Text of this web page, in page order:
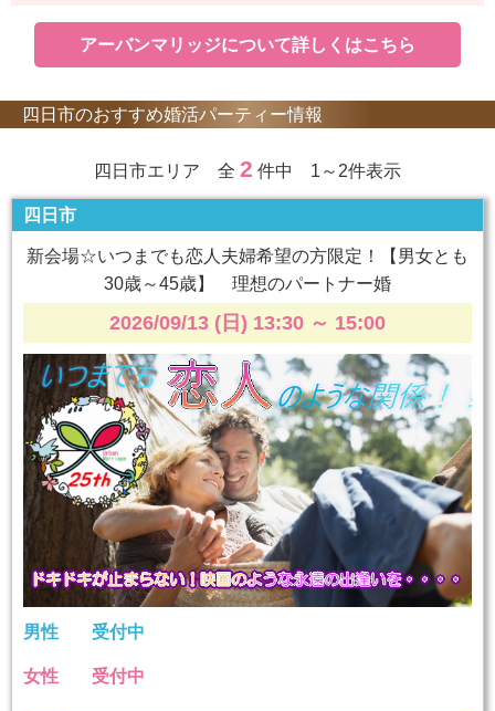
アーバンマリッジについて詳しくはこちら
四日市のおすすめ婚活パーティー情報
四日市エリア 全 2 件中 1～2件表示
四日市
新会場☆いつまでも恋人夫婦希望の方限定！【男女とも
30歳～45歳】 理想のパートナー婚
2026/09/13 (日) 13:30 ～ 15:00
男性 受付中
女性 受付中